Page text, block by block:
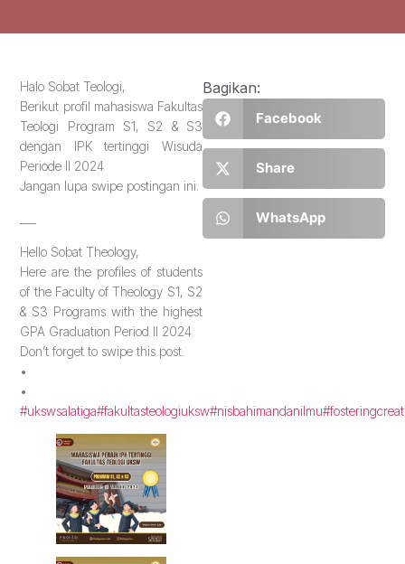
Halo Sobat Teologi,
Berikut profil mahasiswa Fakultas
Teologi Program S1, S2 & S3
dengan IPK tertinggi Wisuda
Periode II 2024
Jangan lupa swipe postingan ini.
Hello Sobat Theology,
Here are the profiles of students
of the Faculty of Theology S1, S2
& S3 Programs with the highest
GPA Graduation Period II 2024
Don’t forget to swipe this post.
•
•
#ukswsalatiga#fakultasteologiuksw#nisbahimandanilmu
Bagikan:
Facebook
Share
WhatsApp